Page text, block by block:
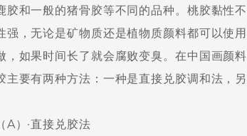
胶和一般的猪骨胶等不同的品种。桃胶黏性
强，无论是矿物质还是植物质颜料都可以使
，如果时间长了就会腐败变臭。在中国画颜
主要有两种方法：一种是直接兑胶调和法，另
·直接兑胶法